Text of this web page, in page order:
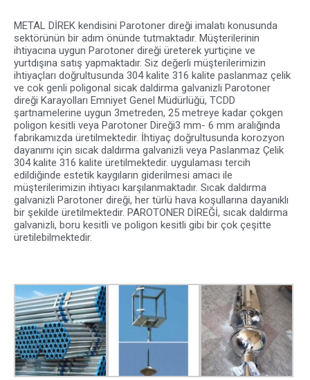
METAL DİREK kendisini Parotoner direği imalatı konusunda
sektörünün bir adım önünde tutmaktadır. Müşterilerinin
ihtiyacına uygun Parotoner direği üreterek yurtiçine ve
yurtdışına satış yapmaktadır. Siz değerli müşterilerimizin
ihtiyaçları doğrultusunda 304 kalite 316 kalite paslanmaz çelik
ve cok genli poligonal sicak daldirma galvanizli Parotoner
direği Karayolları Emniyet Genel Müdürlüğü, TCDD
şartnamelerine uygun 3metreden, 25 metreye kadar çokgen
poligon kesitli veya Parotoner Direği3 mm- 6 mm aralığında
fabrikamızda üretilmektedir. İhtiyaç doğrultusunda korozyon
dayanımı için sıcak daldırma galvanizli veya Paslanmaz Çelik
304 kalite 316 kalite üretilmektedir. uygulaması tercih
edildiğinde estetik kaygıların giderilmesi amacı ile
müşterilerimizin ihtiyacı karşılanmaktadır. Sıcak daldırma
galvanizli Parotoner direği, her türlü hava koşullarına dayanıklı
bir şekilde üretilmektedir. PAROTONER DİREĞİ, sıcak daldırma
galvanizli, boru kesitli ve poligon kesitli gibi bir çok çeşitte
üretilebilmektedir.